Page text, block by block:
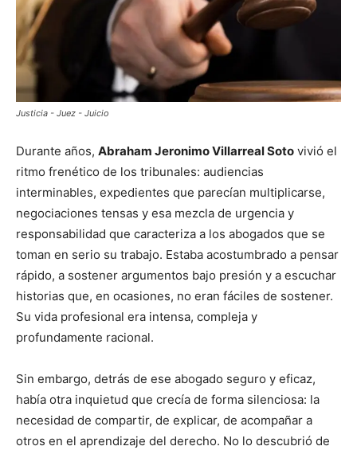
Justicia - Juez - Juicio
Durante años, Abraham Jeronimo Villarreal Soto vivió el
ritmo frenético de los tribunales: audiencias
interminables, expedientes que parecían multiplicarse,
negociaciones tensas y esa mezcla de urgencia y
responsabilidad que caracteriza a los abogados que se
toman en serio su trabajo. Estaba acostumbrado a pensar
rápido, a sostener argumentos bajo presión y a escuchar
historias que, en ocasiones, no eran fáciles de sostener.
Su vida profesional era intensa, compleja y
profundamente racional.
Sin embargo, detrás de ese abogado seguro y eficaz,
había otra inquietud que crecía de forma silenciosa: la
necesidad de compartir, de explicar, de acompañar a
otros en el aprendizaje del derecho. No lo descubrió de